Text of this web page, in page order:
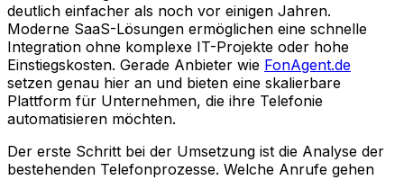
deutlich einfacher als noch vor einigen Jahren.
Moderne SaaS-Lösungen ermöglichen eine schnelle
Integration ohne komplexe IT-Projekte oder hohe
Einstiegskosten. Gerade Anbieter wie FonAgent.de
setzen genau hier an und bieten eine skalierbare
Plattform für Unternehmen, die ihre Telefonie
automatisieren möchten.
Der erste Schritt bei der Umsetzung ist die Analyse der
bestehenden Telefonprozesse. Welche Anrufe gehen